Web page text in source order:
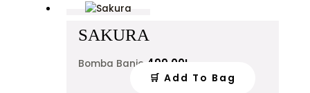
SAKURA
Bomba Banje 499.00L
🛒 Add To Bag